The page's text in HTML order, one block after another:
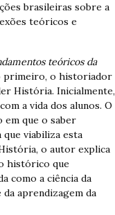
brasileiras sobre a
teóricos e
teóricos da
primeiro, o historiador
História. Inicialmente,
a vida dos alunos. O
que o saber
viabiliza esta
o autor explica
histórico que
como a ciência da
aprendizagem da